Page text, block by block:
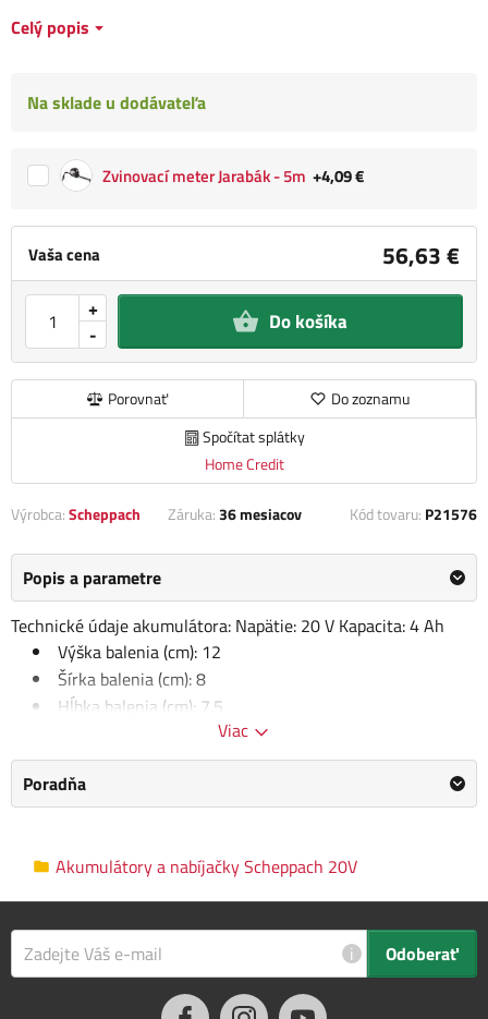
Vaša cena 56,63 €
-
+ Do košíka
Porovnať
Do zoznamu
Spočítat splátky
Home Credit
Celý popis
Na sklade u dodávateľa
Zvinovací meter Jarabák - 5m +4,09 €
Výrobca:Scheppach Záruka:36 mesiacov Kód tovaru: P21576
Popis a parametre
Technické údaje akumulátora: Napätie: 20 V Kapacita: 4 Ah
Výška balenia (cm): 12
Šírka balenia (cm): 8
Hĺbka balenia (cm): 7.5
Hĺbka (cm): 6.5
Akumulátory a nabíjačky
AKU program
Scheppach 20 V
Napätie
20 V
Viac
Poradňa
Akumulátory a nabíjačky Scheppach 20V
i Odoberať